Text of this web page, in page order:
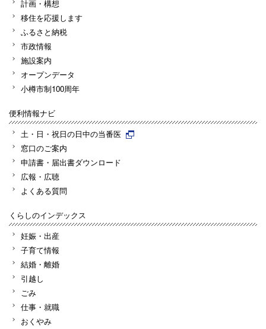
計画・構想
移住を応援します
ふるさと納税
市政情報
施設案内
オープンデータ
小樽市制100周年
便利情報ナビ
土・日・祝日の日中の当番医
窓口のご案内
申請書・届出書ダウンロード
広報・広聴
よくある質問
くらしのインデックス
妊娠・出産
子育て情報
結婚・離婚
引越し
ごみ
仕事・就職
おくやみ